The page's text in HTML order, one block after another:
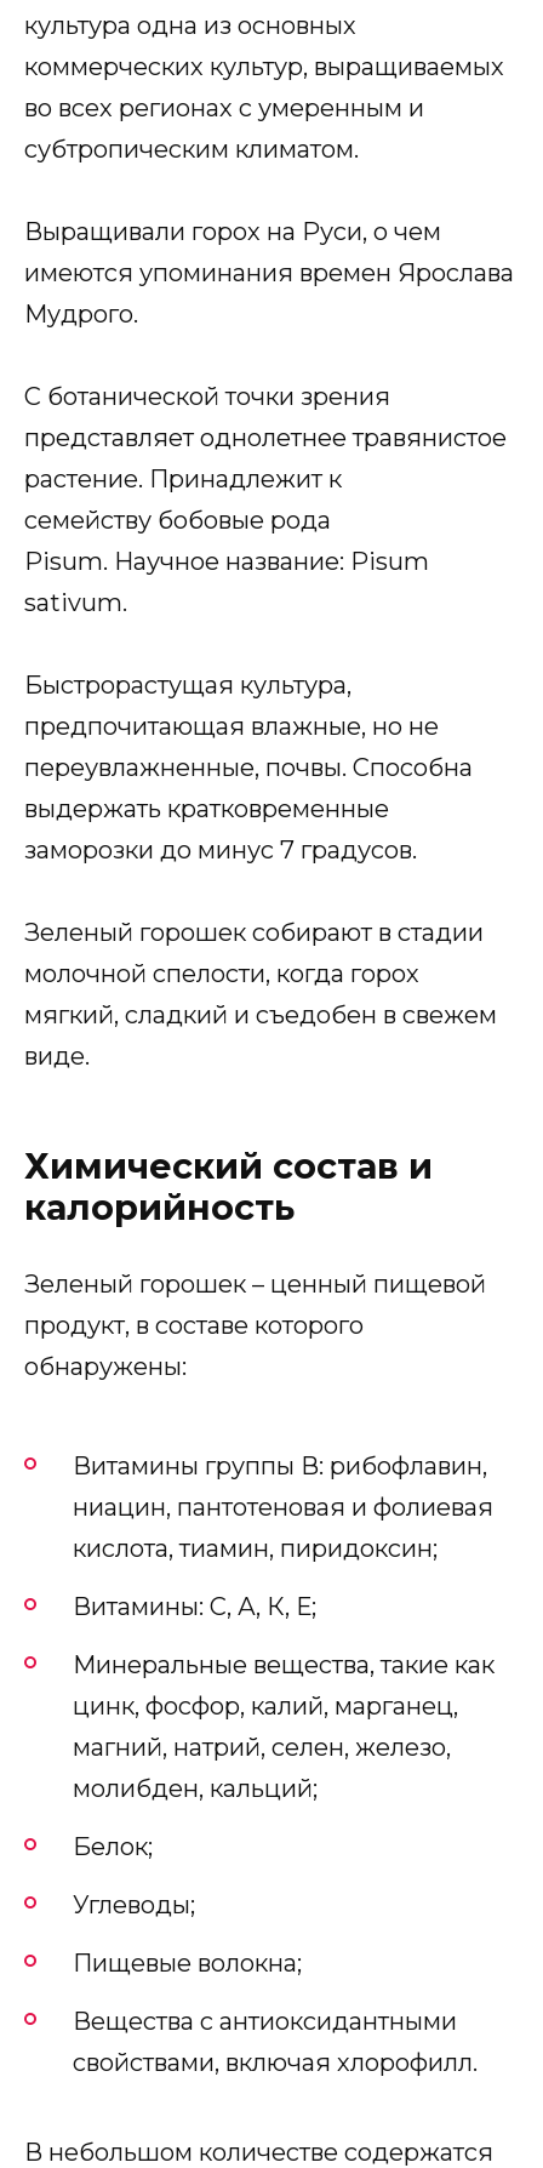
культура одна из основных
коммерческих культур, выращиваемых
во всех регионах с умеренным и
субтропическим климатом.
Выращивали горох на Руси, о чем
имеются упоминания времен Ярослава
Мудрого.
С ботанической точки зрения
представляет однолетнее травянистое
растение. Принадлежит к
семейству бобовые рода
Pisum. Научное название: Pisum
sativum.
Быстрорастущая культура,
предпочитающая влажные, но не
переувлажненные, почвы. Способна
выдержать кратковременные
заморозки до минус 7 градусов.
Зеленый горошек собирают в стадии
молочной спелости, когда горох
мягкий, сладкий и съедобен в свежем
виде.
Химический состав и
калорийность
Зеленый горошек – ценный пищевой
продукт, в составе которого
обнаружены:
Витамины группы В: рибофлавин,
ниацин, пантотеновая и фолиевая
кислота, тиамин, пиридоксин;
Витамины: С, А, К, Е;
Минеральные вещества, такие как
цинк, фосфор, калий, марганец,
магний, натрий, селен, железо,
молибден, кальций;
Белок;
Углеводы;
Пищевые волокна;
Вещества с антиоксидантными
свойствами, включая хлорофилл.
В небольшом количестве содержатся